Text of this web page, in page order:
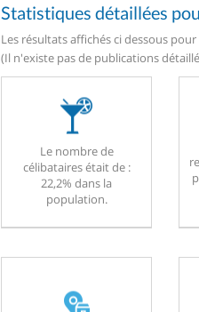
Statistiques détaillées
Les résultats affichés ci dessous
(Il n'existe pas de publications
Le nombre de
célibataires était de :
22,2% dans la
population.